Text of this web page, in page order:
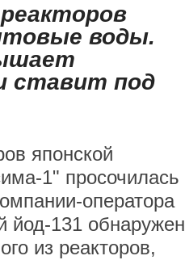
воды.
ставит под
японской
1" просочилась
оператора
йод-131 обнаружен
из реакторов,